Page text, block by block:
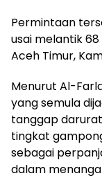
Permintaan
usai melantik 68
Aceh Timur,
Menurut Al-
yang semula
tanggap
tingkat
sebagai
dalam